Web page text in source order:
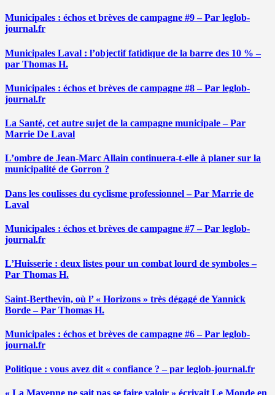
Municipales : échos et brèves de campagne #9 – Par leglob-
journal.fr
Municipales Laval : l’objectif fatidique de la barre des 10 % –
par Thomas H.
Municipales : échos et brèves de campagne #8 – Par leglob-
journal.fr
La Santé, cet autre sujet de la campagne municipale – Par
Marrie De Laval
L’ombre de Jean-Marc Allain continuera-t-elle à planer sur la
municipalité de Gorron ?
Dans les coulisses du cyclisme professionnel – Par Marrie de
Laval
Municipales : échos et brèves de campagne #7 – Par leglob-
journal.fr
L’Huisserie : deux listes pour un combat lourd de symboles –
Par Thomas H.
Saint-Berthevin, où l’ « Horizons » très dégagé de Yannick
Borde – Par Thomas H.
Municipales : échos et brèves de campagne #6 – Par leglob-
journal.fr
Politique : vous avez dit « confiance ? – par leglob-journal.fr